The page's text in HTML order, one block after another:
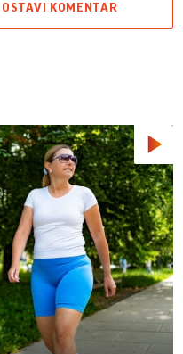
OSTAVI KOMENTAR